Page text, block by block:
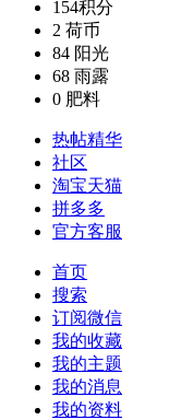
154积分
2 荷币
84 阳光
68 雨露
0 肥料
热帖精华
社区
淘宝天猫
拼多多
官方客服
首页
搜索
订阅微信
我的收藏
我的主题
我的消息
我的资料